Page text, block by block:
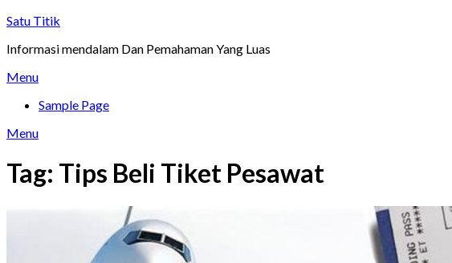
Skip
content
Satu Titik
Informasi mendalam Dan Pemahaman Yang Luas
Menu
Sample Page
Menu
Tag: Tips Beli Tiket Pesawat